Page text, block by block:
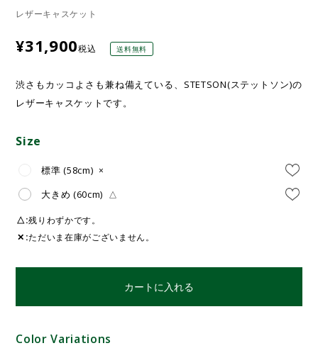
レザーキャスケット
¥31,900税込 送料無料
渋さもカッコよさも兼ね備えている、STETSON(ステットソン)の
レザーキャスケットです。
Size
標準 (58cm) ×
大きめ (60cm) △
△ 残りわずかです。
✕ ただいま在庫がございません。
カートに入れる
Color Variations